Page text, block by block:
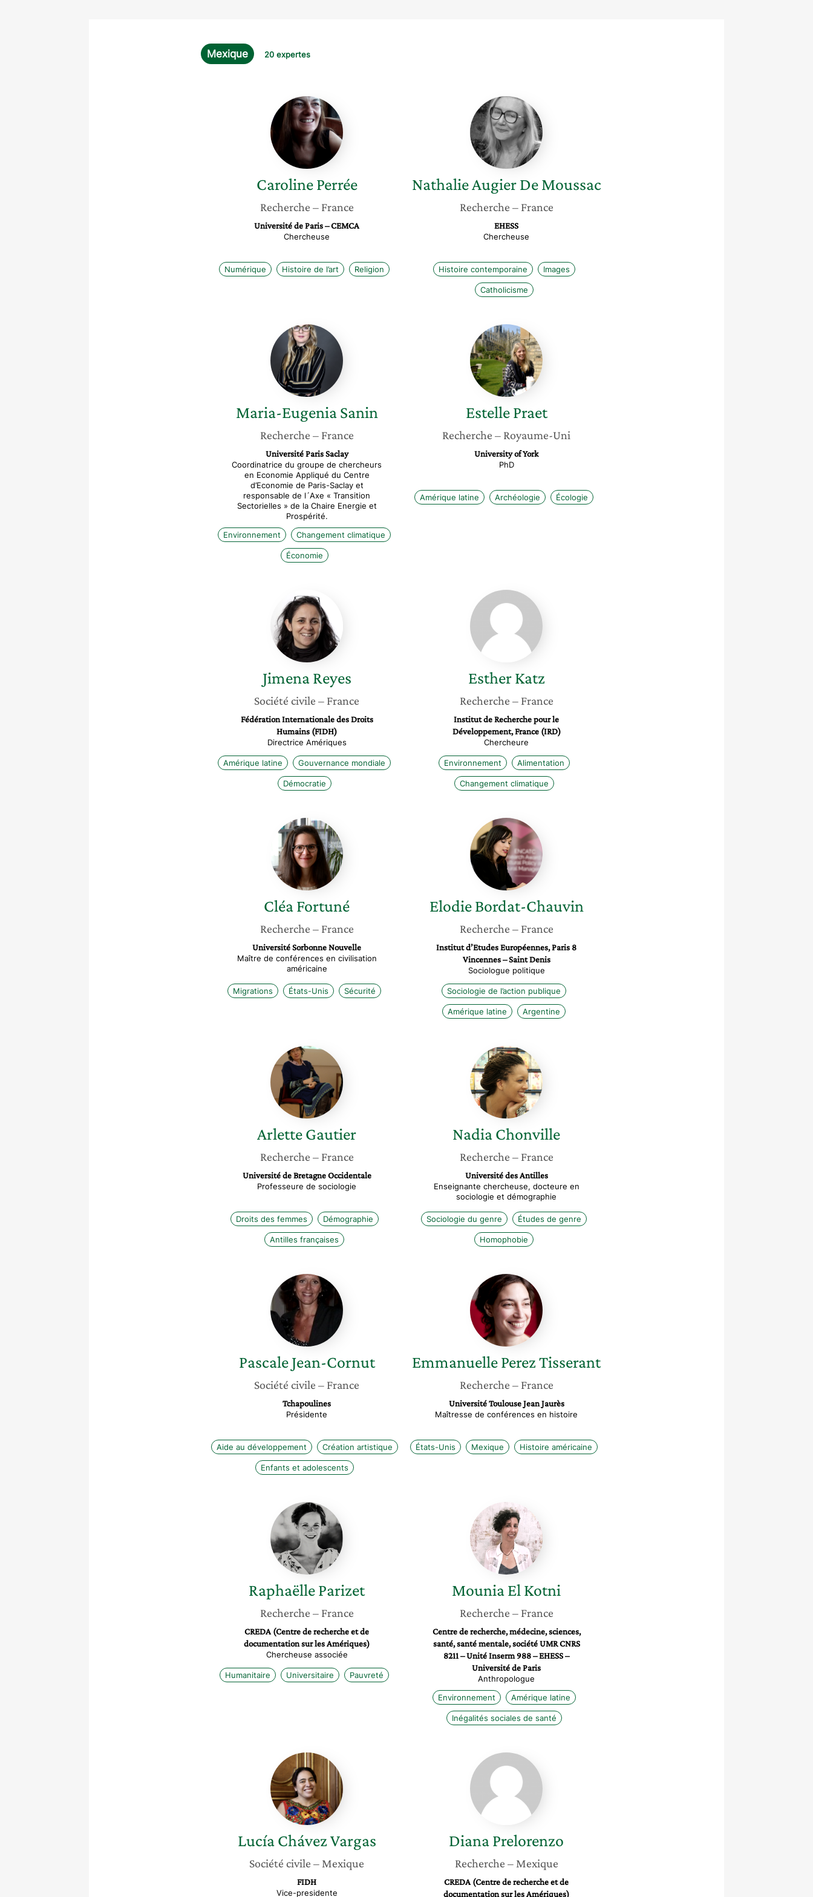
Mexique 20 expertes
Caroline
Perrée
Caroline Perrée
Recherche – France
Université de Paris – CEMCA
Chercheuse
Numérique Histoire de l’art Religion
Nathalie
Augier
De
Moussac
NathalieAugier De Moussac
Recherche – France
EHESS
Chercheuse
Histoire contemporaine Images
Catholicisme
Maria-
Eugenia
Sanin
Maria-Eugenia Sanin
Recherche – France
Université Paris Saclay
Coordinatrice du groupe de chercheurs
en Economie Appliqué du Centre
d’Economie de Paris-Saclay et
responsable de l´Axe « Transition
Sectorielles » de la Chaire Energie et
Prospérité.
Environnement
Changement climatique
Économie
Estelle
Praet
Estelle Praet
Recherche – Royaume-Uni
University of York
PhD
Amérique latine Archéologie Écologie
Jimena
Reyes
Jimena Reyes
Société civile – France
Fédération Internationale des Droits
Humains (FIDH)
Directrice Amériques
Amérique latine Gouvernance mondiale
Démocratie
Esther
Katz
Esther Katz
Recherche – France
Institut de Recherche pour le
Développement, France (IRD)
Chercheure
Environnement Alimentation
Changement climatique
Cléa
Fortuné
CléaFortuné
Recherche – France
Université Sorbonne Nouvelle
Maître de conférences en civilisation
américaine
Migrations États-Unis Sécurité
Elodie
Bordat-
Chauvin
Elodie Bordat-Chauvin
Recherche – France
Institut d’Etudes Européennes, Paris 8
Vincennes – Saint Denis
Sociologue politique
Sociologie de l’action publique
Amérique latine Argentine
Arlette
Gautier
ArletteGautier
Recherche – France
Université de Bretagne Occidentale
Professeure de sociologie
Droits des femmes Démographie
Antilles françaises
Nadia
Chonville
NadiaChonville
Recherche – France
Université des Antilles
Enseignante chercheuse, docteure en
sociologie et démographie
Sociologie du genre Études de genre
Homophobie
Pascale
Jean-
Cornut
Pascale Jean-Cornut
Société civile – France
Tchapoulines
Présidente
Aide au développement Création artistique
Enfants et adolescents
Emmanuelle
Perez
Tisserant
EmmanuellePerez Tisserant
Recherche – France
Université Toulouse Jean Jaurès
Maîtresse de conférences en histoire
États-Unis Mexique Histoire américaine
Raphaëlle
Parizet
RaphaëlleParizet
Recherche – France
CREDA (Centre de recherche et de
documentation sur les Amériques)
Chercheuse associée
Humanitaire Universitaire Pauvreté
Mounia
El
Kotni
MouniaEl Kotni
Recherche – France
Centre de recherche, médecine, sciences,
santé, santé mentale, société UMR CNRS
8211 – Unité Inserm 988 – EHESS –
Université de Paris
Anthropologue
Environnement
Amérique latine
Inégalités sociales de santé
Lucía
Chávez
Vargas
Lucía Chávez Vargas
Société civile – Mexique
FIDH
Vice-presidente
Diana
Prelorenzo
DianaPrelorenzo
Recherche – Mexique
CREDA (Centre de recherche et de
documentation sur les Amériques)